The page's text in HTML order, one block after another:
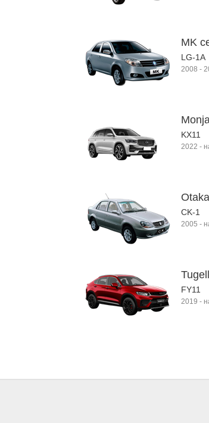
MK
LG-1A
2008 -
KX11
2022 -
CK-1
2005 -
FY11
2019 -